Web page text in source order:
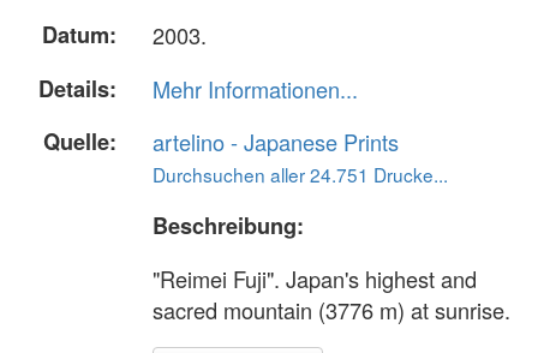
Datum:
2003.
Details:
Mehr Informationen...
Quelle:
artelino - Japanese Prints
Durchsuchen aller 24.751 Drucke...
Beschreibung:
"Reimei Fuji". Japan's highest and
sacred mountain (3776 m) at sunrise.